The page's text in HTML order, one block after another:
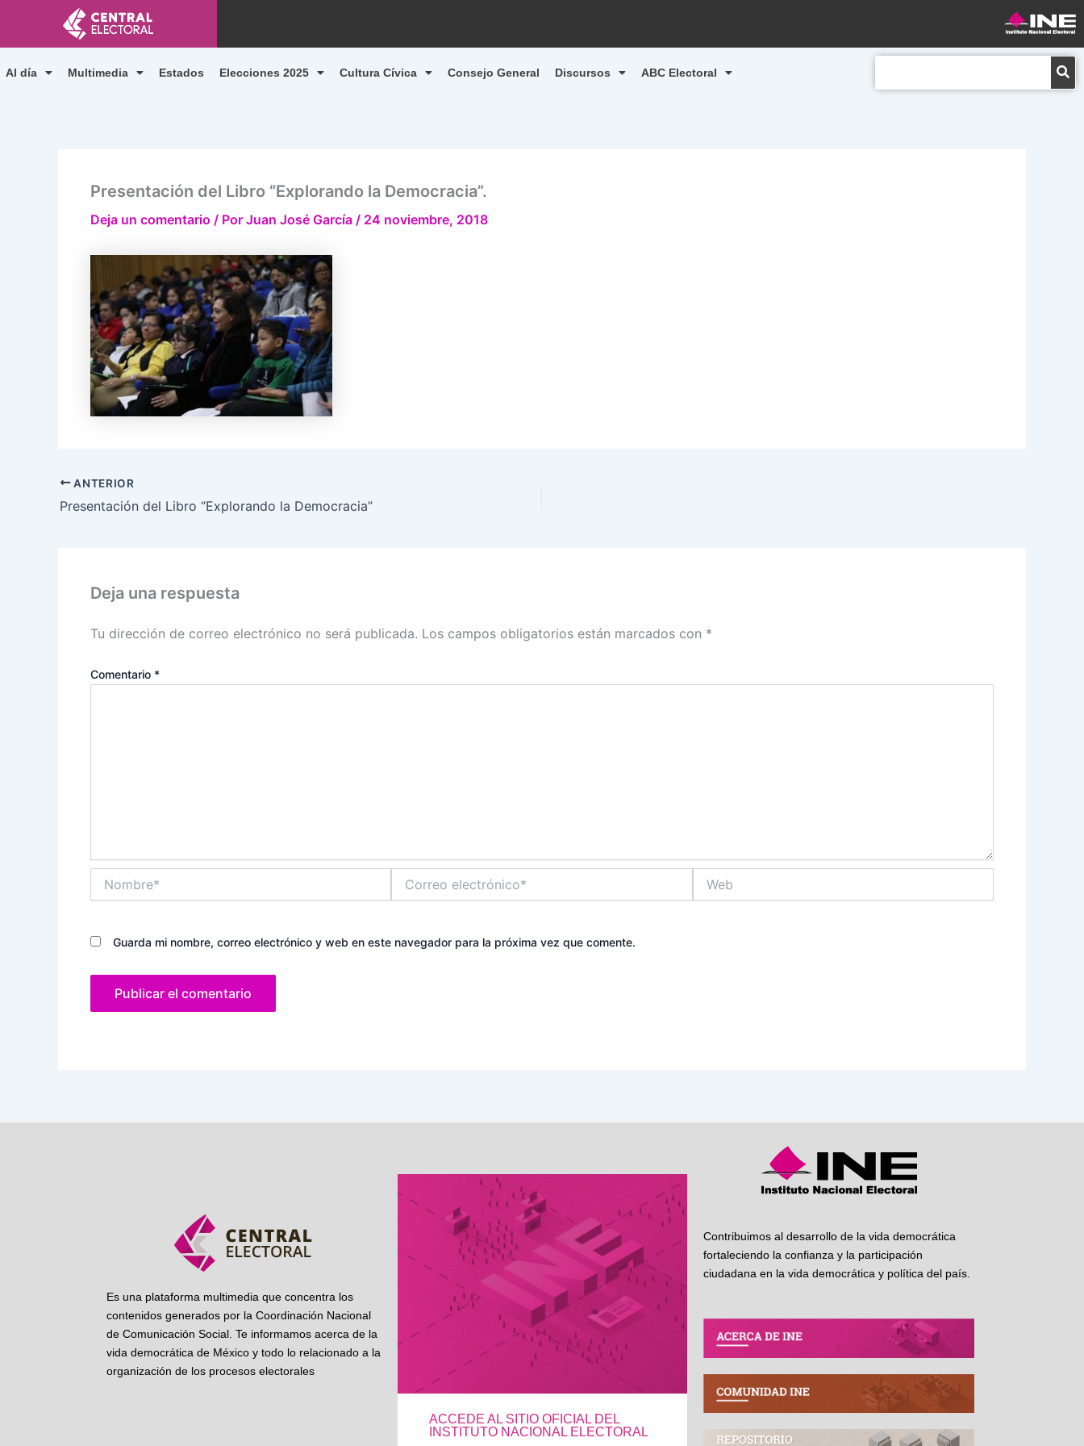
contenido
Al día Multimedia Estados Elecciones 2025 Cultura Cívica Consejo General Discursos ABC Electoral
Presentación del Libro “Explorando la Democracia”.
Deja un comentario / Por Juan José García / 24 noviembre, 2018
ANTERIOR
Presentación del Libro “Explorando la Democracia”
Deja una respuesta
Tu dirección de correo electrónico no será publicada. Los campos obligatorios están marcados con *
Comentario *
electrónico*
Guarda mi nombre, correo electrónico y web en este navegador para la próxima vez que comente.
Es una plataforma multimedia que concentra los
contenidos generados por la Coordinación Nacional
de Comunicación Social. Te informamos acerca de la
vida democrática de México y todo lo relacionado a la
organización de los procesos electorales
ACCEDE AL SITIO OFICIAL DEL
INSTITUTO NACIONAL ELECTORAL
Contribuimos al desarrollo de la vida democrática
fortaleciendo la confianza y la participación
ciudadana en la vida democrática y política del país.